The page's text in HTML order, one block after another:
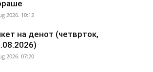
2026. 10:12
на денот (четврток,
2026. 07:20